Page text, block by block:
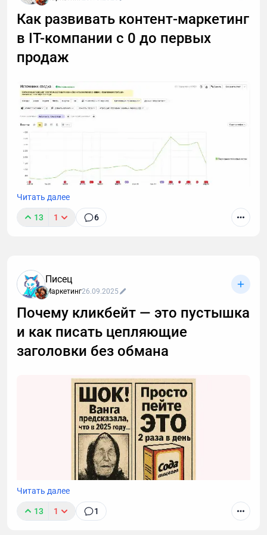
Как развивать контент-маркетинг
в IT-компании с 0 до первых
продаж
Работая маркетологом в компании, которая
занималась IT-аутсорсом я начал строить
компании. В начале 2021 года была переписана
маркетинговая стратегия, в рамках которой было
принято решение развивать контент-маркетинг.
Читать далее
13 1 6
Писец
Маркетинг26.09.2025
Почему кликбейт — это пустышка
и как писать цепляющие
заголовки без обмана
Авторы хотят, чтобы их статью заметили, и ради
Читать далее
13 1 1